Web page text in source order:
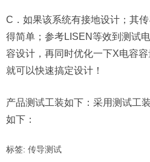
C．如果该系统有接地设计；其
得简单；参考LISEN等效到测试
容设计，再同时优化一下X电容
就可以快速搞定设计！
产品测试工装如下：采用测试工
如下：
标签: 传导测试